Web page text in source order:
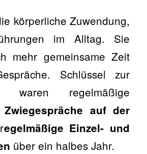
körperliche Zuwendung,
im Alltag. Sie
mehr gemeinsame Zeit
Schlüssel zur
waren regelmäßige
Zwiegespräche auf der
egelmäßige Einzel- und
über ein halbes Jahr.